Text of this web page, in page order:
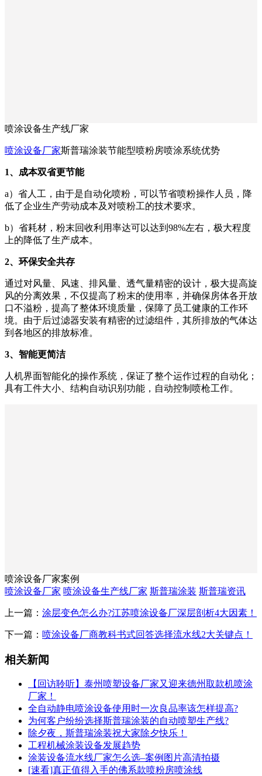
喷涂设备生产线厂家
喷涂设备厂家斯普瑞涂装节能型喷粉房喷涂系统优势
1、成本双省更节能
a）省人工，由于是自动化喷粉，可以节省喷粉操作人员，降
低了企业生产劳动成本及对喷粉工的技术要求。
b）省耗材，粉末回收利用率达可以达到98%左右，极大程度
上的降低了生产成本。
2、环保安全共存
通过对风量、风速、排风量、透气量精密的设计，极大提高旋
风的分离效果，不仅提高了粉末的使用率，并确保房体各开放
口不溢粉，提高了整体环境质量，保障了员工健康的工作环
境。由于后过滤器安装有精密的过滤组件，其所排放的气体达
到各地区的排放标准。
3、智能更简洁
人机界面智能化的操作系统，保证了整个运作过程的自动化；
具有工件大小、结构自动识别功能，自动控制喷枪工作。
喷涂设备厂家案例
喷涂设备厂家 喷涂设备生产线厂家 斯普瑞涂装 斯普瑞资讯
上一篇： 涂层变色怎么办?江苏喷涂设备厂深层剖析4大因素！
下一篇： 喷涂设备厂商教科书式回答选择流水线2大关键点！
相关新闻
【回访聆听】泰州喷塑设备厂家又迎来德州取款机喷涂
厂家！
全自动静电喷涂设备使用时一次良品率该怎样提高?
为何客户纷纷选择斯普瑞涂装的自动喷塑生产线?
除夕夜，斯普瑞涂装祝大家除夕快乐！
工程机械涂装设备发展趋势
涂装设备流水线厂家怎么选–案例图片高清拍摄
[速看]真正值得入手的佛系款喷粉房喷涂线